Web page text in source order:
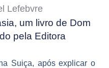
um livro de Dom
pela Editora
Suiça, após explicar o